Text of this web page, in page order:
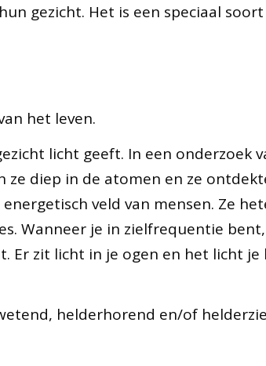
gezicht. Het is een speciaal
het leven.
licht geeft. In een onderzoek
ze diep in de atomen en ze
veld van mensen. Ze
Wanneer je in zielfrequentie
Er zit licht in je ogen en het licht je
helderhorend en/of